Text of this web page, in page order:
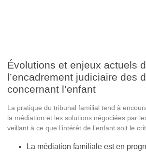
Évolutions et enjeux actuels
l’encadrement judiciaire des
concernant l’enfant
La pratique du tribunal familial tend à
la médiation et les solutions négociées par
veillant à ce que l’intérêt de l’enfant soit le
La médiation familiale est en